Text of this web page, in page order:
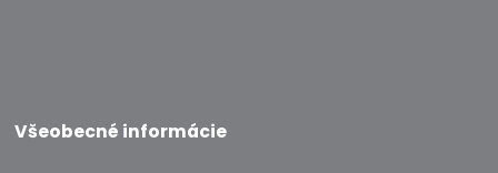
Všeobecné informácie